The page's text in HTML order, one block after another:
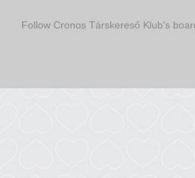
Follow Cronos Társkereső Klub's